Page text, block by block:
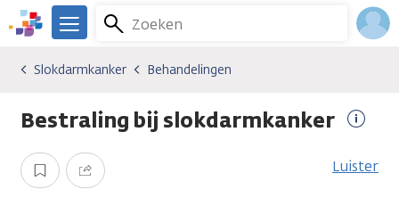
Overslaan
en
gaan
We
er
je.
Zoeken
Menu
Kankersoorten
Slokdarmkanker
Behandelingen
Slokdarmkanker Behandelingen
Bestraling bij slokdarmkanker
Opslaan Delen Luister